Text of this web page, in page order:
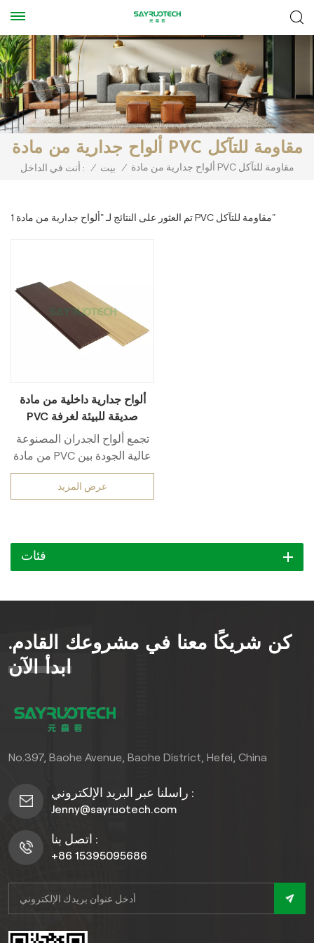
ألواح جدارية من مادة PVC مقاومة للتآكل
أنت في الداخل : / بيت / ألواح جدارية من مادة PVC مقاومة للتآكل
1 تم العثور على النتائج لـ "ألواح جدارية من مادة PVC مقاومة للتآكل"
ألواح جدارية داخلية من مادة
PVC صديقة للبيئة لغرفة
المعيشة
تجمع ألواح الجدران المصنوعة
من مادة PVC عالية الجودة بين
الأداء المتميز في الاستخدامات
الخارجية والتطبيقات العملية،
ومقاومة الحرارة والبرودة،
وسهولة التنظيف. تُعد هذه
وتتميز بمقاومة ممتازة للتآكل
والخدوش والبقع، وقلة الصيانة،
ومتانة تدوم طويلاً، مما يجعلها
السكنية والتجارية على حد
عرض المزيد
فئات
كن شريكًا معنا في مشروعك القادم.
ابدأ الآن
No.397, Baohe Avenue, Baohe District, Hefei, China
راسلنا عبر البريد الإلكتروني :
Jenny@sayruotech.com
اتصل بنا :
+86 15395095686